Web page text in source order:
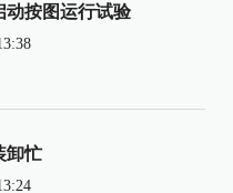
动按图运行试验
卸忙